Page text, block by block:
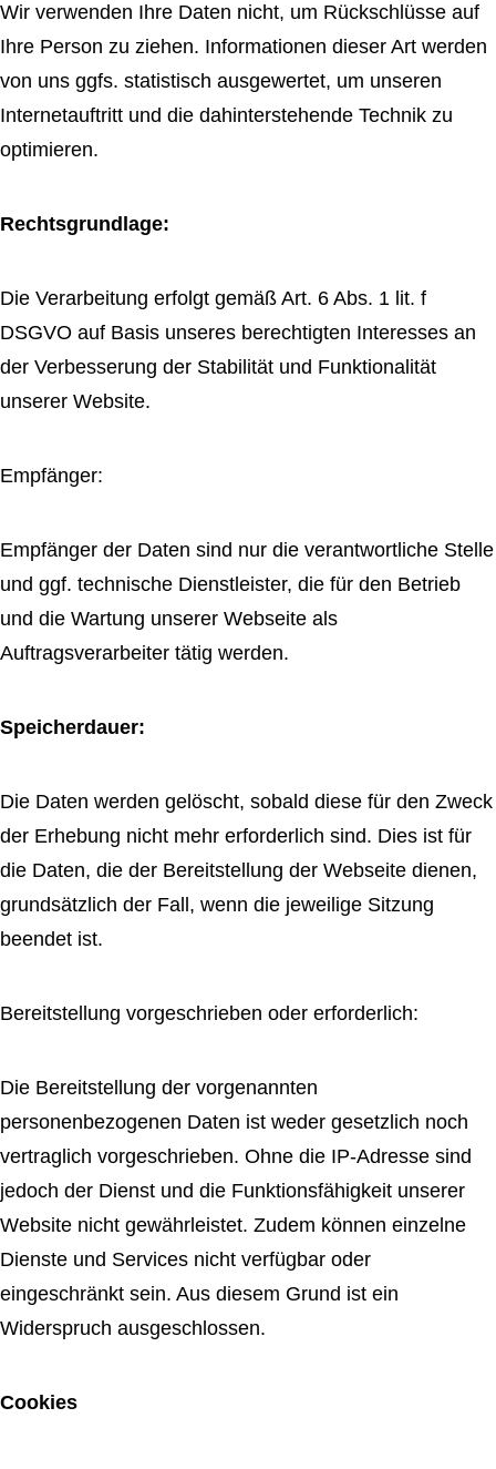
Wir verwenden Ihre Daten nicht, um Rückschlüsse auf
Ihre Person zu ziehen. Informationen dieser Art werden
von uns ggfs. statistisch ausgewertet, um unseren
Internetauftritt und die dahinterstehende Technik zu
optimieren.
Rechtsgrundlage:
Die Verarbeitung erfolgt gemäß Art. 6 Abs. 1 lit. f
DSGVO auf Basis unseres berechtigten Interesses an
der Verbesserung der Stabilität und Funktionalität
unserer Website.
Empfänger:
Empfänger der Daten sind nur die verantwortliche Stelle
und ggf. technische Dienstleister, die für den Betrieb
und die Wartung unserer Webseite als
Auftragsverarbeiter tätig werden.
Speicherdauer:
Die Daten werden gelöscht, sobald diese für den Zweck
der Erhebung nicht mehr erforderlich sind. Dies ist für
die Daten, die der Bereitstellung der Webseite dienen,
grundsätzlich der Fall, wenn die jeweilige Sitzung
beendet ist.
Bereitstellung vorgeschrieben oder erforderlich:
Die Bereitstellung der vorgenannten
personenbezogenen Daten ist weder gesetzlich noch
vertraglich vorgeschrieben. Ohne die IP-Adresse sind
jedoch der Dienst und die Funktionsfähigkeit unserer
Website nicht gewährleistet. Zudem können einzelne
Dienste und Services nicht verfügbar oder
eingeschränkt sein. Aus diesem Grund ist ein
Widerspruch ausgeschlossen.
Cookies